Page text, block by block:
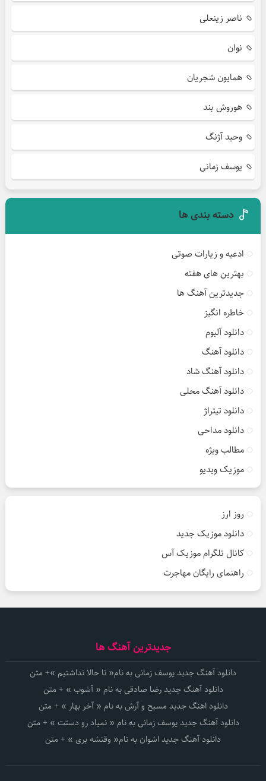
ناصر زینعلی
نوان
همایون شجریان
هوروش بند
وحید آژنگ
یوسف زمانی
دسته بندی ها
ادعیه و زیارات صوتی
بهترین های هفته
جدیدترین آهنگ ها
خاطره انگیز
دانلود آلبوم
دانلود آهنگ
دانلود آهنگ شاد
دانلود آهنگ محلی
دانلود تیتراژ
دانلود مداحی
مطالب ویژه
موزیک ویدیو
روز ارز
دانلود موزیک جدید
کانال تلگرام موزیک آس
راهنمای رایگان مهاجرت
جدیدترین آهنگ ها
دانلود آهنگ جدید یوسف زمانی به نام« تا حالا نداشتیم »+ متن
دانلود آهنگ جدید رضا صادقی به نام « آشوب » + متن
دانلود اهنگ جدید مسیح و آرش به نام « آخر بهار » + متن
دانلود آهنگ جدید یوسف زمانی به نام « نمیاد رو دستت » + متن
دانلود آهنگ جدید اشوان به نام« وقتشه بری » + متن